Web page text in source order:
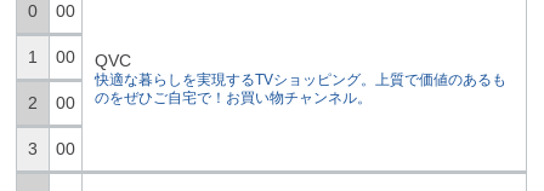
0 00
QVC
快適な暮らしを実現するTVショッピング。上質で価値のあるも
のをぜひご自宅で！お買い物チャンネル。
1 00
2 00
3 00